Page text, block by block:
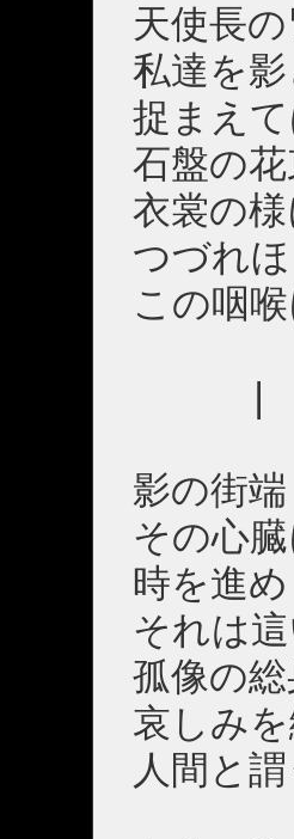
天使長
私達を
捉まえて
石盤の
衣裳の様
つづれ
この咽喉
影の街端
その心
時を進め
それは
孤像の総
哀しみ
人間と